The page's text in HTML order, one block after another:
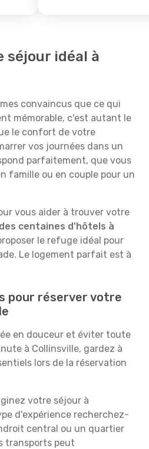
séjour idéal à
convaincus que ce qui
mémorable, c'est autant le
le confort de votre
vos journées dans un
parfaitement, que vous
famille ou en couple pour un
vous aider à trouver votre
des centaines d'hôtels à
le refuge idéal pour
Le logement parfait est à
pour réserver votre
en douceur et éviter toute
à Collinsville, gardez à
lors de la réservation
votre séjour à
d'expérience recherchez-
central ou un quartier
transports peut